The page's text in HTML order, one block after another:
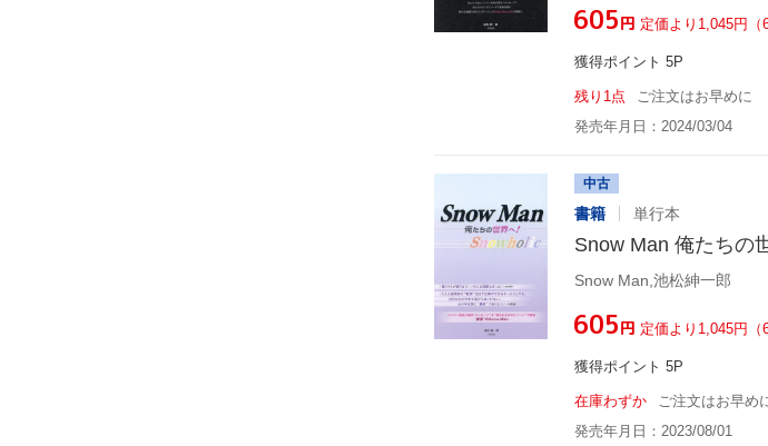
¥605円 定価より1,045円（
獲得ポイント 5P
残り1点
ご注文はお早めに
発売年月日：2024/03/04
中古
書籍 単行本
Snow Man 俺たちの
Snow Man,池松紳一郎
¥605円 定価より1,045円（
獲得ポイント 5P
在庫わずか
ご注文はお早め
発売年月日：2023/08/01